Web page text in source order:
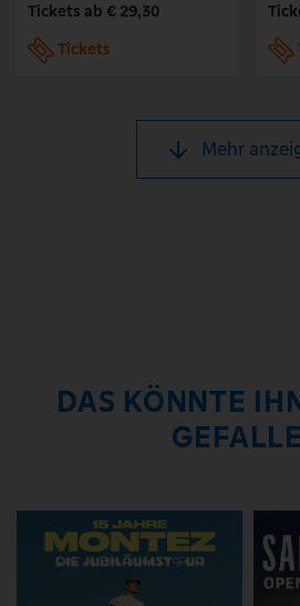
Tickets ab € 29,30
Tickets
Mehr
DAS KÖNNTE